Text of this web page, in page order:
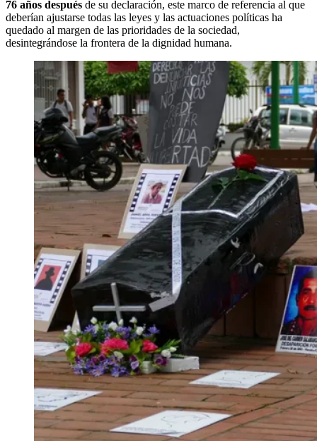
76 años después de su declaración, este marco de referencia al que
deberían ajustarse todas las leyes y las actuaciones políticas ha
quedado al margen de las prioridades de la sociedad,
desintegrándose la frontera de la dignidad humana.